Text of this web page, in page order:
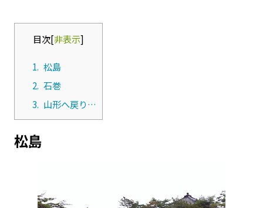
目次[非表示]
1. 松島
2. 石巻
3. 山形へ戻り…
松島